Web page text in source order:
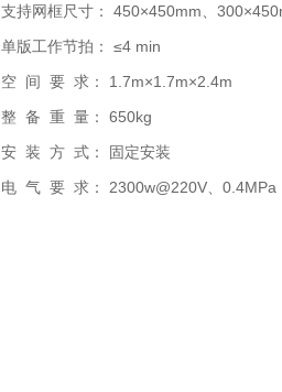
支持网框尺寸： 450×450mm、
单版工作节拍： ≤4 min
空 间 要 求： 1.7m×1.7m×2.4m
整 备 重 量： 650kg
安 装 方 式： 固定安装
电 气 要 求： 2300w@220V、0.4MPa